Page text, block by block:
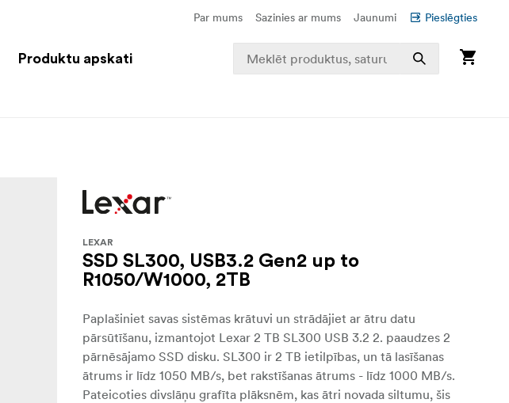
Par mums Sazinies ar mums Jaunumi Pieslēgties
Produktu apskati
LEXAR
SSD SL300, USB3.2 Gen2 up to
R1050/W1000, 2TB
Paplašiniet savas sistēmas krātuvi un strādājiet ar ātru datu
pārsūtīšanu, izmantojot Lexar 2 TB SL300 USB 3.2 2. paaudzes 2
pārnēsājamo SSD disku. SL300 ir 2 TB ietilpības, un tā lasīšanas
ātrums ir līdz 1050 MB/s, bet rakstīšanas ātrums - līdz 1000 MB/s.
Pateicoties divslāņu grafīta plāksnēm, kas ātri novada siltumu, šis